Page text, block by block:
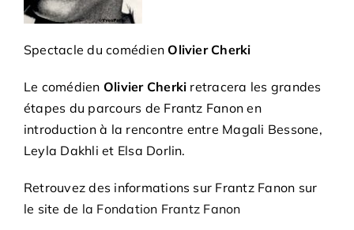
Spectacle du comédienOlivier Cherki
Le comédien Olivier Cherki retracera les grandes
étapes du parcours de Frantz Fanon en
introduction à la rencontre entre Magali Bessone,
Leyla Dakhli et Elsa Dorlin.
Retrouvez des informations sur Frantz Fanon sur
le site de la Fondation Frantz Fanon